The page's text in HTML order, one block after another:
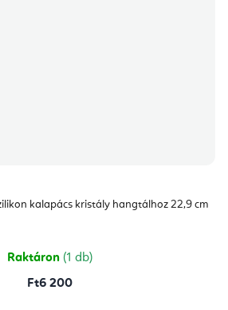
kalapács kristály hangtálhoz 22,9 cm
Raktáron (1 db)
Ft6 200